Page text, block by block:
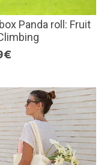
Panda roll: Fruit